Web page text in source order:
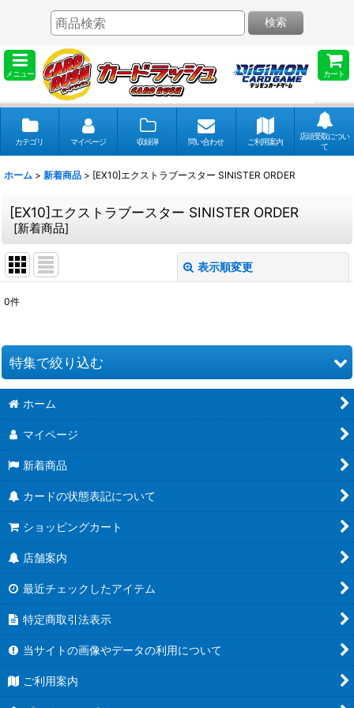
メニュー カート
検索
カテゴリ マイページ 収録弾 問い合わせ ご利用案内
店頭受取につい
て
ホーム > 新着商品 > [EX10]エクストラブースター SINISTER ORDER
[EX10]エクストラブースター SINISTER ORDER
[新着商品]
表示順変更
並び順 :
0件
特集で絞り込む
[EX12]エクストラブースター DIGITAL WORLD SHAMBALA
[BT25]ブースターパック DUAL REVOLUTION
[ST24]スタートデッキ DIGIMON SAVERS
[ST23]スタートデッキ DIGIMON BEATBREAK
[PB-23]PREMIUM HEROINES SET ver.2
[LM-07]ANOTHER KNIGHT
[EX11]エクストラブースター DAWN OF LIBERATOR
[BT24]ブースターパック TIME STRANGER
ホーム
マイページ
新着商品
カードの状態表記について
ショッピングカート
店舗案内
最近チェックしたアイテム
特定商取引法表示
当サイトの画像やデータの利用について
ご利用案内